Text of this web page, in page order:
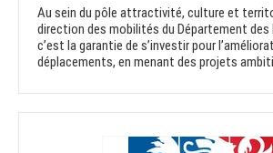
Au sein du pôle attractivité, culture et
direction des mobilités du Département des
c’est la garantie de s’investir pour
déplacements, en menant des projets